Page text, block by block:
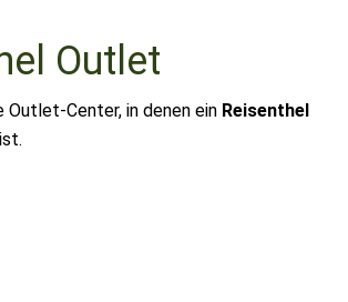
Outlet
Outlet-Center, in denen ein Reisenthel